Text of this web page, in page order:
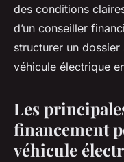
des conditions
d’un conseiller
structurer un
véhicule électrique
Les
financement
véhicule